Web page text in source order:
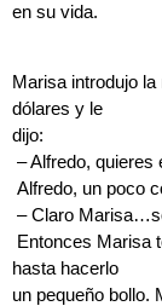
en su vida.
Marisa introdujo
dólares y le
dijo:
– Alfredo, quieres
Alfredo, un poco
– Claro
Entonces Marisa
hasta hacerlo
un pequeño bollo.